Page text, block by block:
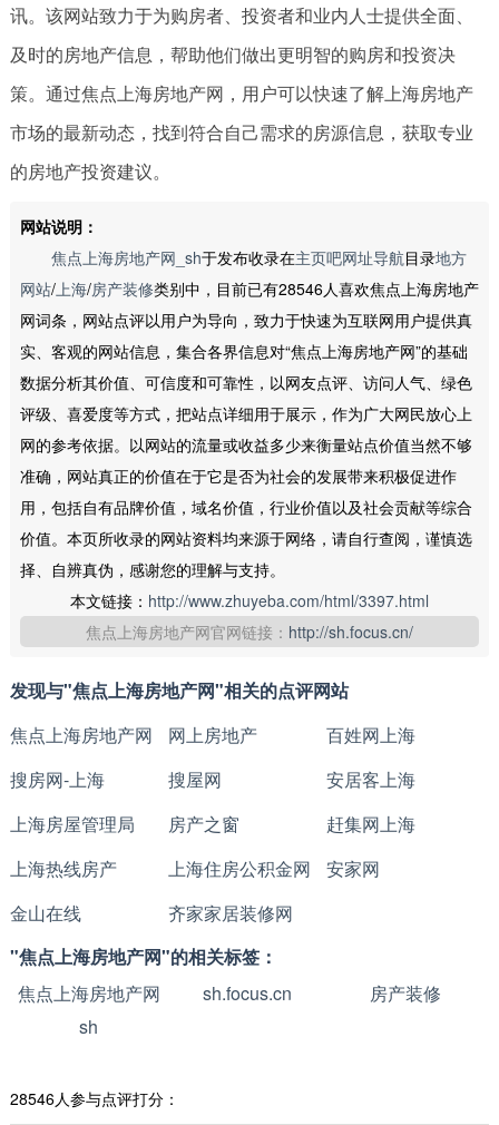
讯。该网站致力于为购房者、投资者和业内人士提供全面、
及时的房地产信息，帮助他们做出更明智的购房和投资决
策。通过焦点上海房地产网，用户可以快速了解上海房地产
市场的最新动态，找到符合自己需求的房源信息，获取专业
的房地产投资建议。
网站说明：
焦点上海房地产网_sh于发布收录在主页吧网址导航目录地方
网站/上海/房产装修类别中，目前已有28546人喜欢焦点上海房地产
网词条，网站点评以用户为导向，致力于快速为互联网用户提供真
实、客观的网站信息，集合各界信息对“焦点上海房地产网”的基础
数据分析其价值、可信度和可靠性，以网友点评、访问人气、绿色
评级、喜爱度等方式，把站点详细用于展示，作为广大网民放心上
网的参考依据。以网站的流量或收益多少来衡量站点价值当然不够
准确，网站真正的价值在于它是否为社会的发展带来积极促进作
用，包括自有品牌价值，域名价值，行业价值以及社会贡献等综合
价值。本页所收录的网站资料均来源于网络，请自行查阅，谨慎选
择、自辨真伪，感谢您的理解与支持。
本文链接： http://www.zhuyeba.com/html/3397.html
焦点上海房地产网官网链接： http://sh.focus.cn/
发现与"焦点上海房地产网"相关的点评网站
焦点上海房地产网
网上房地产
百姓网上海
搜房网-上海
搜屋网
安居客上海
上海房屋管理局
房产之窗
赶集网上海
上海热线房产
上海住房公积金网
安家网
金山在线
齐家家居装修网
"焦点上海房地产网"的相关标签：
焦点上海房地产网
sh.focus.cn
房产装修
sh
28546人参与点评打分：